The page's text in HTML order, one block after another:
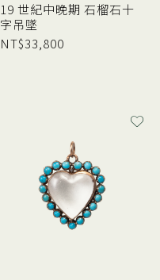
19 世紀中晚期 石榴石十
字吊墜
NT$33,800